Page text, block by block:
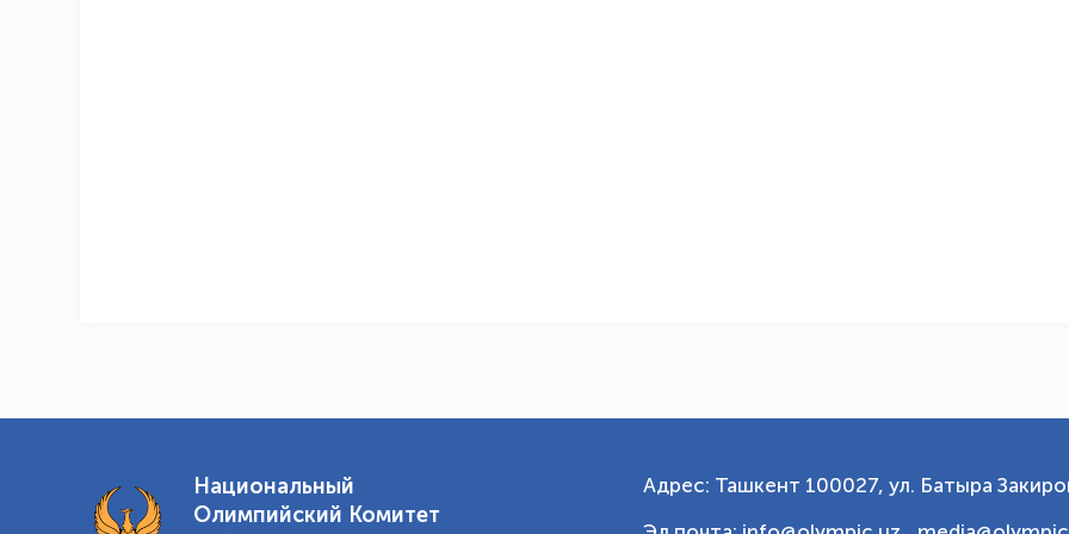
Национальный
Олимпийский Комитет
Адрес: Ташкент 100027, ул. Батыра